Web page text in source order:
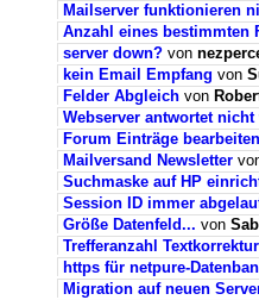
Mailserver funktionieren
Anzahl eines bestimmten
server down? von
kein Email Empfang von
Felder Abgleich von
Webserver antwortet nicht
Forum Einträge
Mailversand Newsletter
Suchmaske auf HP
Session ID immer
Größe Datenfeld... von
Trefferanzahl
https für netpure-
Migration auf neuen